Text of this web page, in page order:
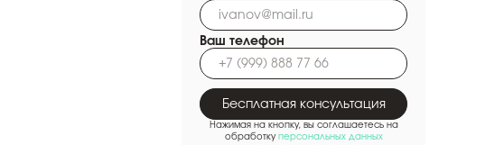
Ваш телефон
Бесплатная консультация
Нажимая на кнопку, вы соглашаетесь на
обработку персональных данных